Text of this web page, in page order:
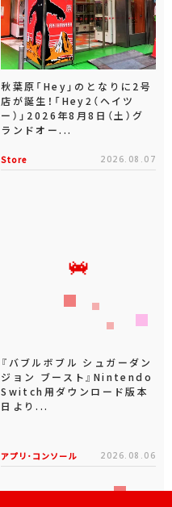
秋葉原「Hey」のとなりに2号
店が誕生！「Hey2（ヘイツ
ー）」2026年8月8日（土）グ
ランドオー...
Store 2026.08.07
『バブルボブル シュガーダン
ジョン ブースト』Nintendo
Switch用ダウンロード版本
日より...
アプリ･コンソール 2026.08.06